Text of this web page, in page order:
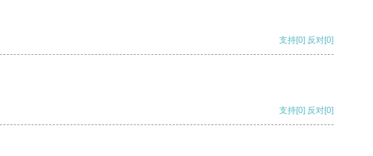
支持[0] 反对[0]
支持[0] 反对[0]